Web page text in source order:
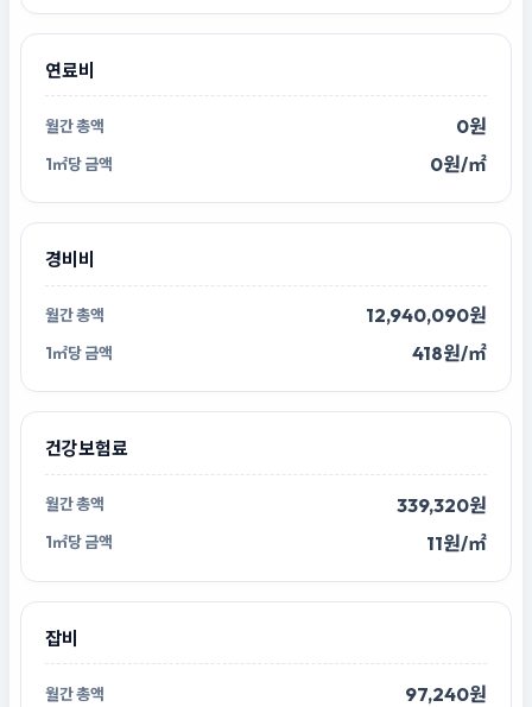
연료비
0원
0원/㎡
경비비
12,940,090원
418원/㎡
건강보험료
339,320원
11원/㎡
잡비
97,240원